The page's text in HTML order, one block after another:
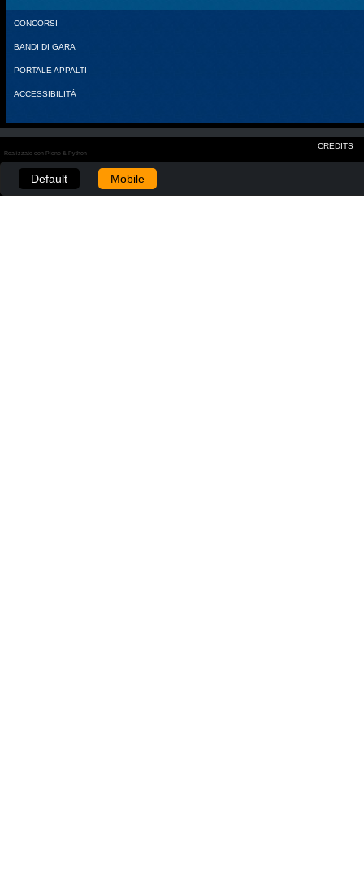
CONCORSI
BANDI DI GARA
PORTALE APPALTI
ACCESSIBILITÀ
CREDITS
Realizzato con Plone & Python
Default Mobile